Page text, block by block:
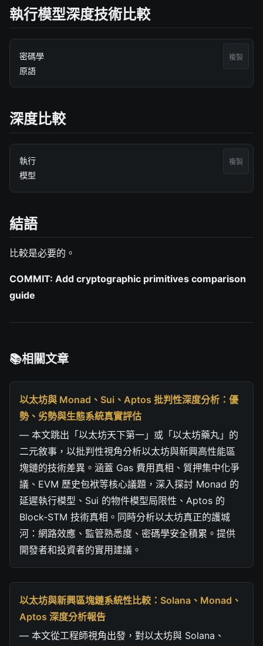
執行模型深度技術比較
密碼學
原語
複製
深度比較
執行
模型
複製
結語
比較是必要的。
COMMIT: Add cryptographic primitives comparison
guide
相關文章
以太坊與 Monad、Sui、Aptos 批判性深度分析：優
勢、劣勢與生態系統真實評估
— 本文跳出「以太坊天下第一」或「以太坊藥丸」的
二元敘事，以批判性視角分析以太坊與新興高性能區
塊鏈的技術差異。涵蓋 Gas 費用真相、質押集中化爭
議、EVM 歷史包袱等核心議題，深入探討 Monad 的
延遲執行模型、Sui 的物件模型局限性、Aptos 的
Block-STM 技術真相。同時分析以太坊真正的護城
河：網路效應、監管熟悉度、密碼學安全積累。提供
開發者和投資者的實用建議。
以太坊與新興區塊鏈系統性比較：Solana、Monad、
Aptos 深度分析報告
— 本文從工程師視角出發，對以太坊與 Solana、